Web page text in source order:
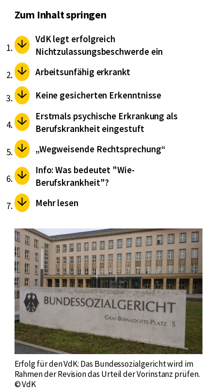
Zum Inhalt springen
VdK legt erfolgreich
Nichtzulassungsbeschwerde ein
Arbeitsunfähig erkrankt
Keine gesicherten Erkenntnisse
Erstmals psychische Erkrankung als
Berufskrankheit eingestuft
„Wegweisende Rechtsprechung“
Info: Was bedeutet "Wie-
Berufskrankheit"?
Mehr lesen
Erfolg für den VdK: Das Bundessozialgericht wird im
Rahmen der Revision das Urteil der Vorinstanz prüfen.
© VdK